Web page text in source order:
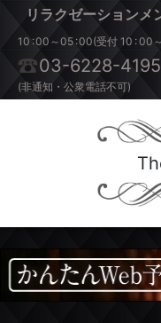
リラクゼーションメ
10 :00～05 :00(受付 10 :00
03-6228-4195
(非通知・公衆電話不可)